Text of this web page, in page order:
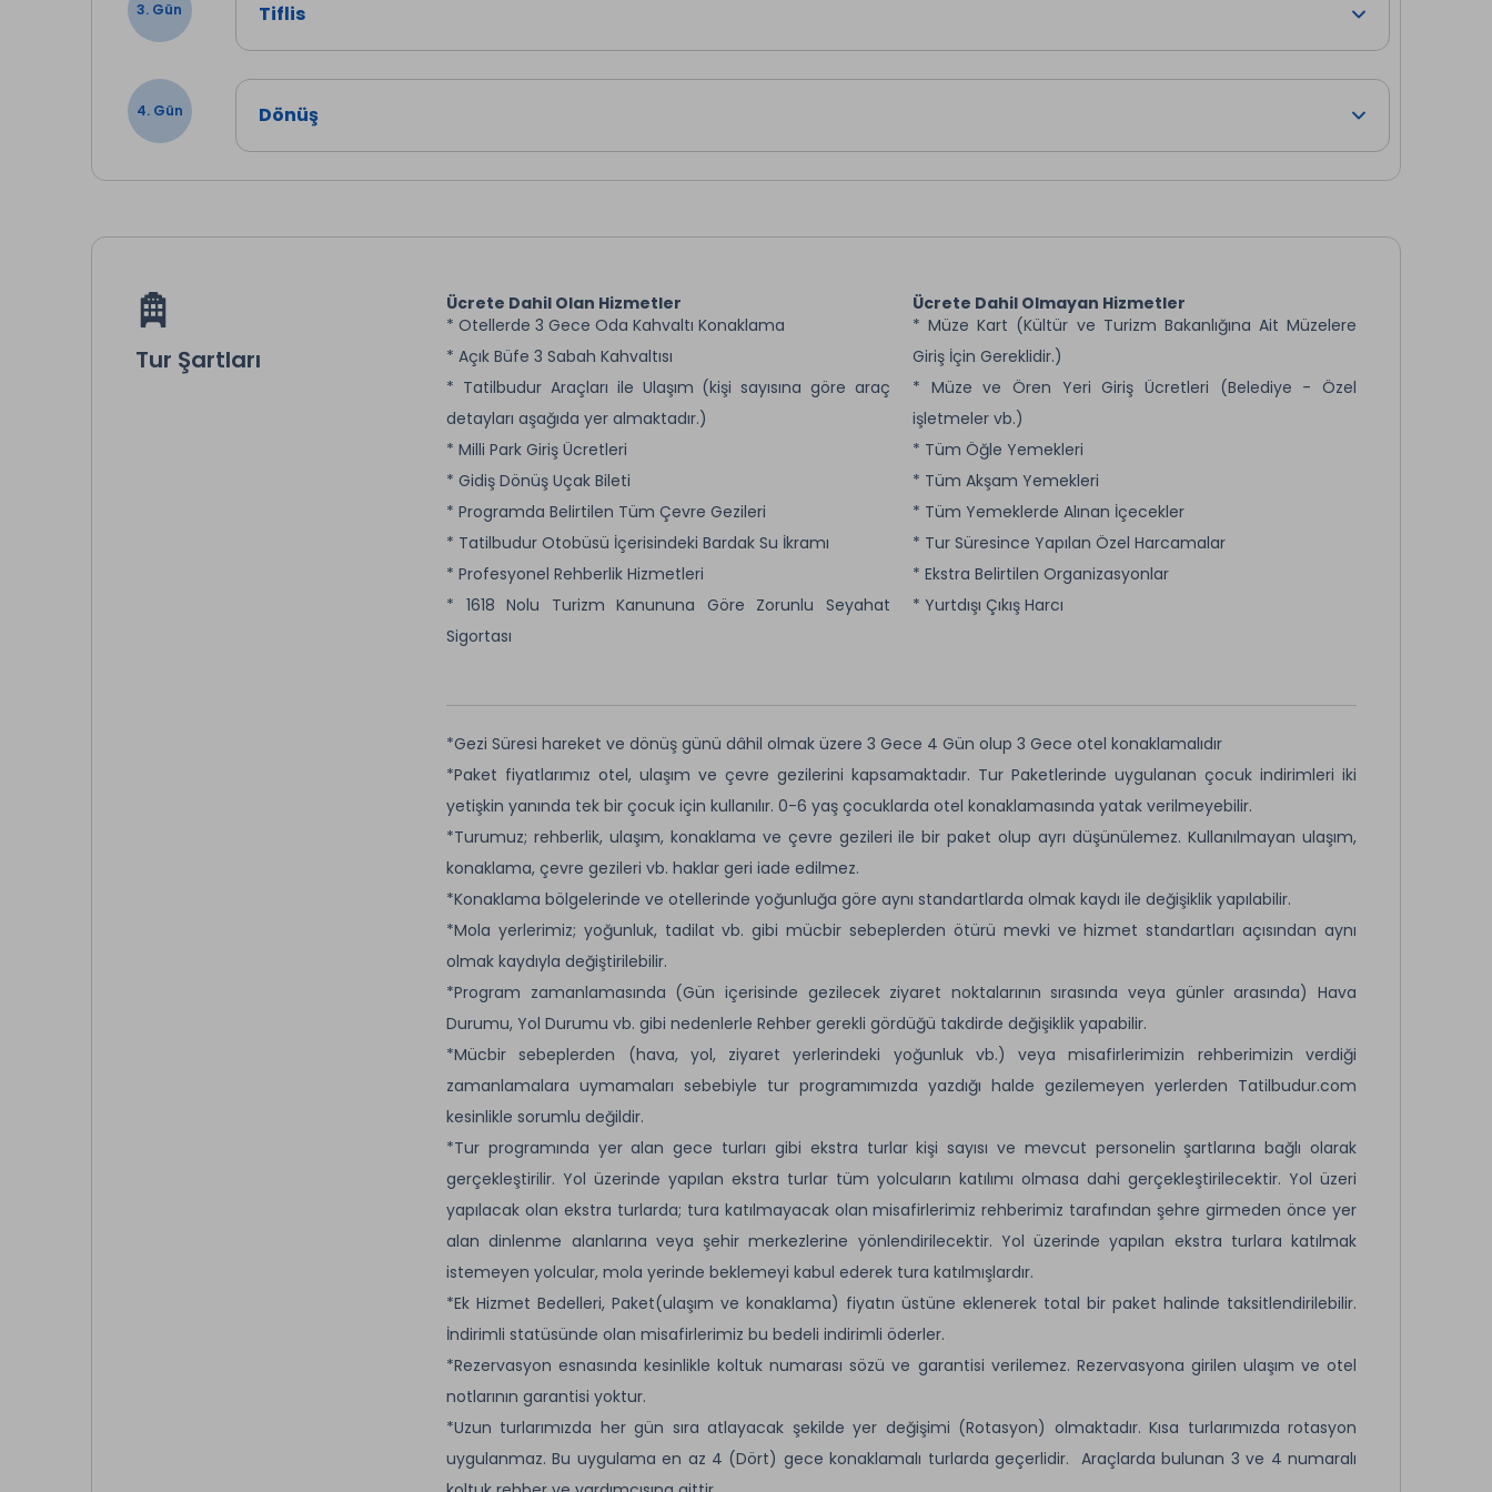
Konaklama Oteli: Batum Şehir Otelleri
3. Gün Tiflis
4. Gün Dönüş
Tur Şartları
Ücrete Dahil Olan Hizmetler
* Otellerde 3 Gece Oda Kahvaltı Konaklama
* Açık Büfe 3 Sabah Kahvaltısı
* Tatilbudur Araçları ile Ulaşım (kişi sayısına göre araç
detayları aşağıda yer almaktadır.)
* Milli Park Giriş Ücretleri
* Gidiş Dönüş Uçak Bileti
* Programda Belirtilen Tüm Çevre Gezileri
* Tatilbudur Otobüsü İçerisindeki Bardak Su İkramı
* Profesyonel Rehberlik Hizmetleri
* 1618 Nolu Turizm Kanununa Göre Zorunlu Seyahat
Sigortası
Ücrete Dahil Olmayan Hizmetler
* Müze Kart (Kültür ve Turizm Bakanlığına Ait Müzelere
Giriş İçin Gereklidir.)
* Müze ve Ören Yeri Giriş Ücretleri (Belediye - Özel
işletmeler vb.)
* Tüm Öğle Yemekleri
* Tüm Akşam Yemekleri
* Tüm Yemeklerde Alınan İçecekler
* Tur Süresince Yapılan Özel Harcamalar
* Ekstra Belirtilen Organizasyonlar
* Yurtdışı Çıkış Harcı
*Gezi Süresi hareket ve dönüş günü dâhil olmak üzere 3 Gece 4 Gün olup 3 Gece otel konaklamalıdır
*Paket fiyatlarımız otel, ulaşım ve çevre gezilerini kapsamaktadır. Tur Paketlerinde uygulanan çocuk indirimleri iki
yetişkin yanında tek bir çocuk için kullanılır. 0-6 yaş çocuklarda otel konaklamasında yatak verilmeyebilir.
*Turumuz; rehberlik, ulaşım, konaklama ve çevre gezileri ile bir paket olup ayrı düşünülemez. Kullanılmayan ulaşım,
konaklama, çevre gezileri vb. haklar geri iade edilmez.
*Konaklama bölgelerinde ve otellerinde yoğunluğa göre aynı standartlarda olmak kaydı ile değişiklik yapılabilir.
*Mola yerlerimiz; yoğunluk, tadilat vb. gibi mücbir sebeplerden ötürü mevki ve hizmet standartları açısından aynı
olmak kaydıyla değiştirilebilir.
*Program zamanlamasında (Gün içerisinde gezilecek ziyaret noktalarının sırasında veya günler arasında) Hava
Durumu, Yol Durumu vb. gibi nedenlerle Rehber gerekli gördüğü takdirde değişiklik yapabilir.
*Mücbir sebeplerden (hava, yol, ziyaret yerlerindeki yoğunluk vb.) veya misafirlerimizin rehberimizin verdiği
zamanlamalara uymamaları sebebiyle tur programımızda yazdığı halde gezilemeyen yerlerden Tatilbudur.com
kesinlikle sorumlu değildir.
*Tur programında yer alan gece turları gibi ekstra turlar kişi sayısı ve mevcut personelin şartlarına bağlı olarak
gerçekleştirilir. Yol üzerinde yapılan ekstra turlar tüm yolcuların katılımı olmasa dahi gerçekleştirilecektir. Yol üzeri
yapılacak olan ekstra turlarda; tura katılmayacak olan misafirlerimiz rehberimiz tarafından şehre girmeden önce yer
alan dinlenme alanlarına veya şehir merkezlerine yönlendirilecektir. Yol üzerinde yapılan ekstra turlara katılmak
istemeyen yolcular, mola yerinde beklemeyi kabul ederek tura katılmışlardır.
*Ek Hizmet Bedelleri, Paket(ulaşım ve konaklama) fiyatın üstüne eklenerek total bir paket halinde taksitlendirilebilir.
İndirimli statüsünde olan misafirlerimiz bu bedeli indirimli öderler.
*Rezervasyon esnasında kesinlikle koltuk numarası sözü ve garantisi verilemez. Rezervasyona girilen ulaşım ve otel
notlarının garantisi yoktur.
*Uzun turlarımızda her gün sıra atlayacak şekilde yer değişimi (Rotasyon) olmaktadır. Kısa turlarımızda rotasyon
uygulanmaz. Bu uygulama en az 4 (Dört) gece konaklamalı turlarda geçerlidir. Araçlarda bulunan 3 ve 4 numaralı